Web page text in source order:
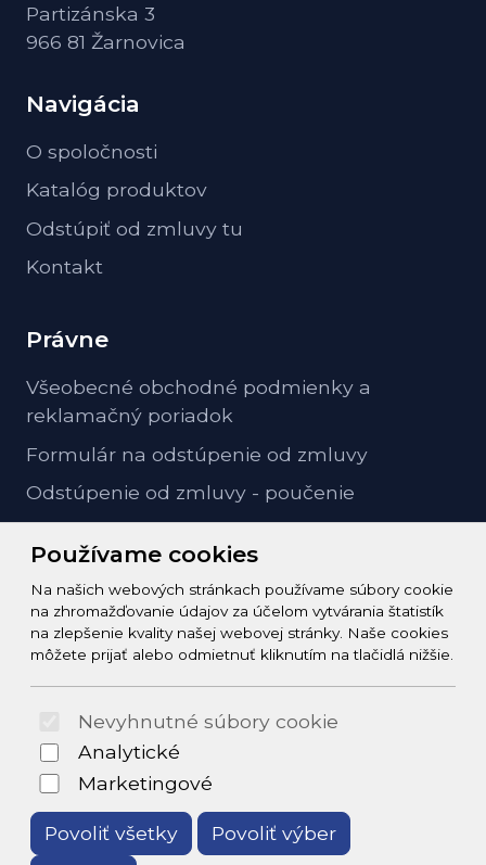
Používame cookies
Na našich webových stránkach používame súbory cookie
na zhromažďovanie údajov za účelom vytvárania štatistík
na zlepšenie kvality našej webovej stránky. Naše cookies
môžete prijať alebo odmietnuť kliknutím na tlačidlá nižšie.
Nevyhnutné súbory cookie
Analytické
Marketingové
Povoliť všetky Povoliť výber
Partizánska 3
966 81 Žarnovica
Navigácia
O spoločnosti
Katalóg produktov
Odstúpiť od zmluvy tu
Kontakt
Právne
Všeobecné obchodné podmienky a
reklamačný poriadok
Formulár na odstúpenie od zmluvy
Odstúpenie od zmluvy - poučenie
Kontakt
info@zeleziarstvo-majster.sk
+421456812908
© 2026 Arrabella s.r.o., mayabella s.r.o., Všetky práva